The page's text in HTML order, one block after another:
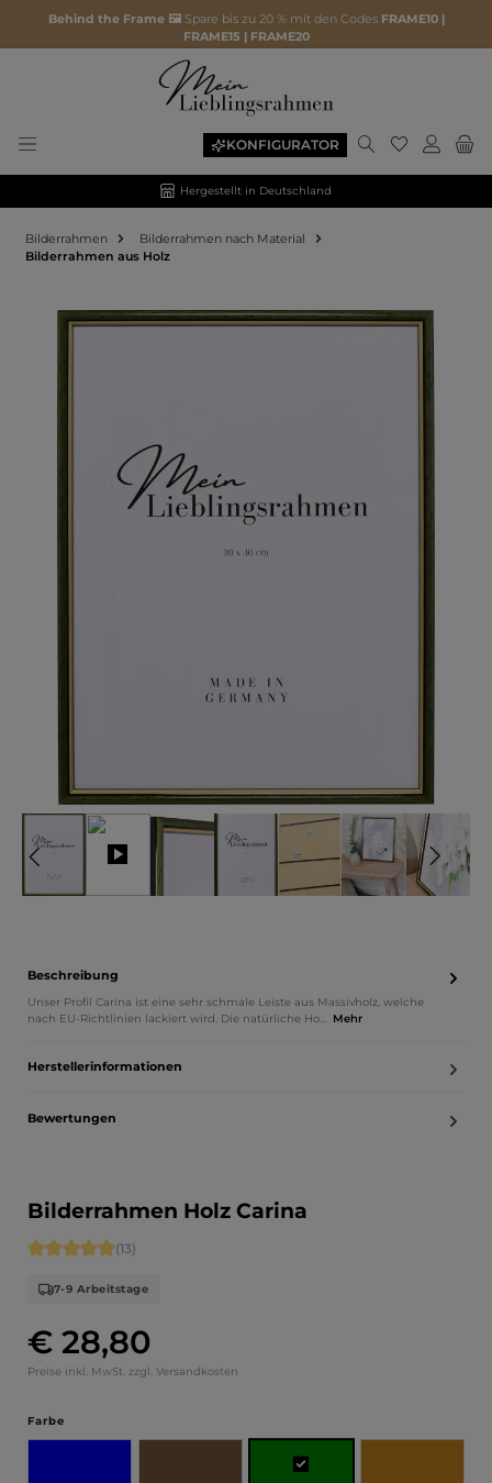
Behind the Frame 🖼️ Spare bis zu 20 % mit den Codes FRAME10 |
FRAME15 | FRAME20
KONFIGURATOR
Hergestellt in Deutschland
Bilderrahmen
Bilderrahmen nach Material
Bilderrahmen aus Holz
Bildergalerie überspringen
Beschreibung
Unser Profil Carina ist eine sehr schmale Leiste aus Massivholz, welche
nach EU-Richtlinien lackiert wird. Die natürliche Ho… Mehr
Herstellerinformationen
Bewertungen
Bilderrahmen Holz Carina
Regulärer Preis:
€ 28,80
Preise inkl. MwSt. zzgl. Versandkosten
Durchschnittliche Bewertung von 5 von 5 Sternen
(13)
7-9 Arbeitstage
Farbeauswählen